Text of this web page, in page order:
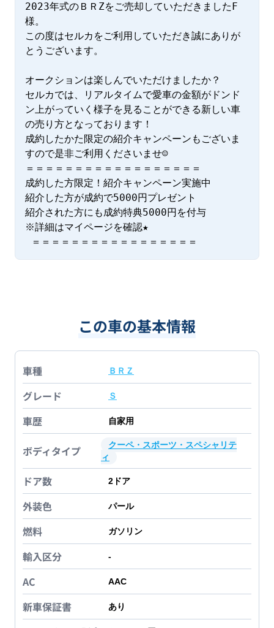
2023年式のＢＲZをご売却していただきましたF
様。
この度はセルカをご利用していただき誠にありが
とうございます。
オークションは楽しんでいただけましたか？
セルカでは、リアルタイムで愛車の金額がドンド
ン上がっていく様子を見ることができる新しい車
の売り方となっております！
成約したかた限定の紹介キャンペーンもございま
すので是非ご利用くださいませ☺
＝＝＝＝＝＝＝＝＝＝＝＝＝＝＝＝＝＝
成約した方限定！紹介キャンペーン実施中
紹介した方が成約で5000円プレゼント
紹介された方にも成約特典5000円を付与
※詳細はマイページを確認★
＝＝＝＝＝＝＝＝＝＝＝＝＝＝＝＝＝
この車の基本情報
車種 ＢＲＺ
グレード Ｓ
車歴 自家用
ボディタイプ
クーペ・スポーツ・スペシャリテ
ィ
ドア数 2 ドア
外装色 パール
燃料 ガソリン
輸入区分 -
AC AAC
新車保証書 あり